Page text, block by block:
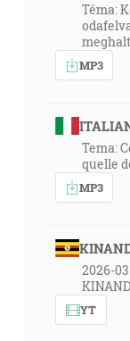
Téma:
MP3
Tema:
quelle
MP3
2026-
YT